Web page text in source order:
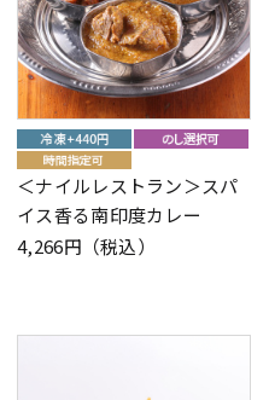
＜ナイルレストラン＞スパ
イス香る南印度カレー
4,266円（税込）